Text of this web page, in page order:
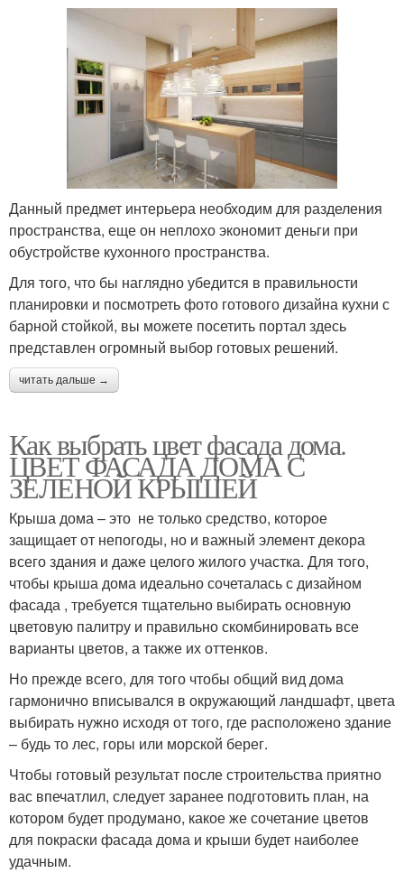
Данный предмет интерьера необходим для разделения
пространства, еще он неплохо экономит деньги при
обустройстве кухонного пространства.
Для того, что бы наглядно убедится в правильности
планировки и посмотреть фото готового дизайна кухни с
барной стойкой, вы можете посетить портал здесь
представлен огромный выбор готовых решений.
читать дальше →
Как выбрать цвет фасада дома.
ЦВЕТ ФАСАДА ДОМА С
ЗЕЛЕНОЙ КРЫШЕЙ
Крыша дома – это не только средство, которое
защищает от непогоды, но и важный элемент декора
всего здания и даже целого жилого участка. Для того,
чтобы крыша дома идеально сочеталась с дизайном
фасада , требуется тщательно выбирать основную
цветовую палитру и правильно скомбинировать все
варианты цветов, а также их оттенков.
Но прежде всего, для того чтобы общий вид дома
гармонично вписывался в окружающий ландшафт, цвета
выбирать нужно исходя от того, где расположено здание
– будь то лес, горы или морской берег.
Чтобы готовый результат после строительства приятно
вас впечатлил, следует заранее подготовить план, на
котором будет продумано, какое же сочетание цветов
для покраски фасада дома и крыши будет наиболее
удачным.